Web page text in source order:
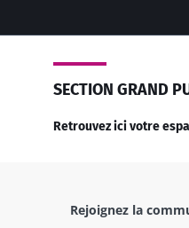
SECTION GRAND
Retrouvez ici votre
Rejoignez la